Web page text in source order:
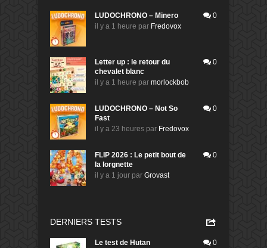
LUDOCHRONO – Minero
il y a 1 heure par Fredovox
0
Letter up : le retour du
chevalet blanc
il y a 1 heure par morlockbob
0
LUDOCHRONO – Not So
Fast
il y a 23 heures par Fredovox
0
FLIP 2026 : Le petit bout de
la lorgnette
il y a 1 jour par Grovast
0
DERNIERS TESTS
Le test de Hutan
0